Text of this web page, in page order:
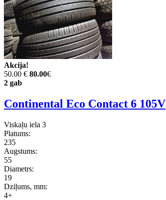
Akcija!
50.00 € 80.00€
2 gab
Continental Eco Contact 6 105V
Viskaļu iela 3
Platums:
235
Augstums:
55
Diametrs:
19
Dziļums, mm:
4+